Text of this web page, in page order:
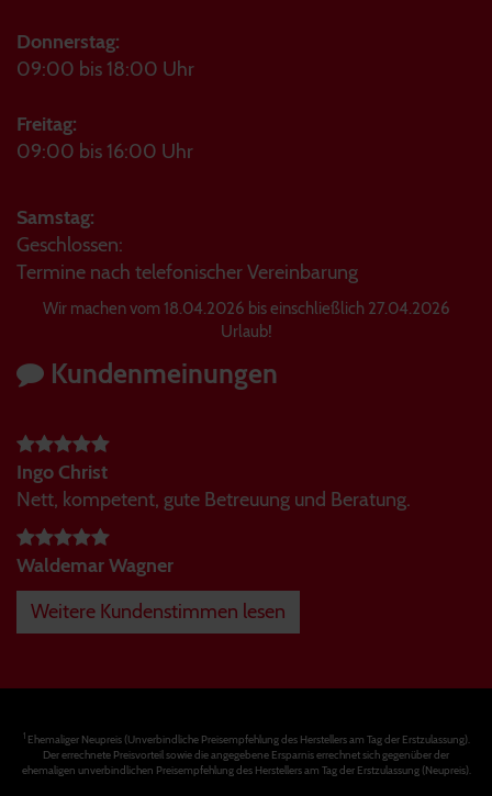
Donnerstag:
09:00 bis 18:00 Uhr
Freitag:
09:00 bis 16:00 Uhr
Samstag:
Geschlossen:
Termine nach telefonischer Vereinbarung
Wir machen vom 18.04.2026 bis einschließlich 27.04.2026
Urlaub!
Kundenmeinungen
Ingo Christ
Nett, kompetent, gute Betreuung und Beratung.
Waldemar Wagner
Weitere Kundenstimmen lesen
1Ehemaliger Neupreis (Unverbindliche Preisempfehlung des Herstellers am Tag der Erstzulassung).
Der errechnete Preisvorteil sowie die angegebene Ersparnis errechnet sich gegenüber der
ehemaligen unverbindlichen Preisempfehlung des Herstellers am Tag der Erstzulassung (Neupreis).